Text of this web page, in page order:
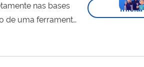
de uma ferramenta
Iniciar